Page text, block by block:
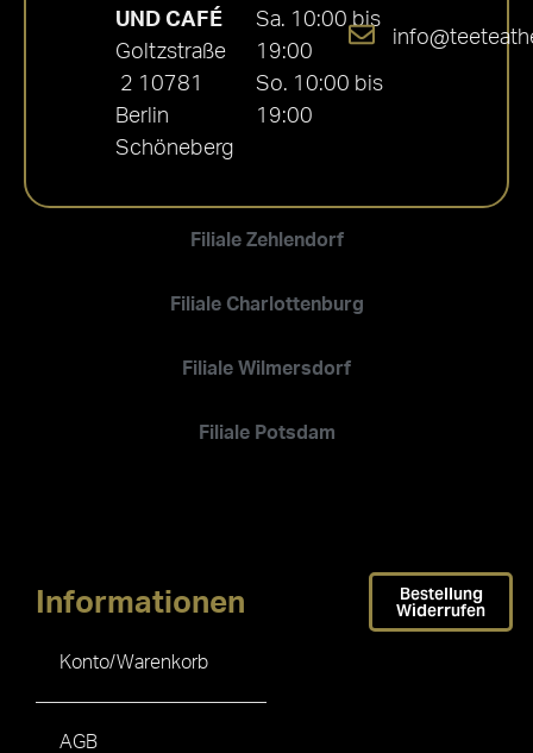
Filiale Zehlendorf
Filiale Charlottenburg
Filiale Wilmersdorf
Filiale Potsdam
UND CAFÉ
Goltzstraße
2 10781
Berlin
Schöneberg
Sa. 10:00 bis
19:00
So. 10:00 bis
19:00
Informationen
Konto/Warenkorb
AGB
Bestellung
Widerrufen